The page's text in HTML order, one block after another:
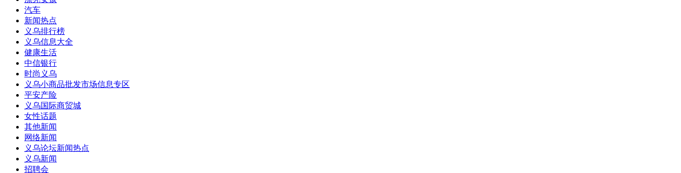
汽车
新闻热点
义乌排行榜
义乌信息大全
健康生活
中信银行
时尚义乌
义乌小商品批发市场信息专区
平安产险
义乌国际商贸城
女性话题
其他新闻
网络新闻
义乌论坛新闻热点
义乌新闻
招聘会